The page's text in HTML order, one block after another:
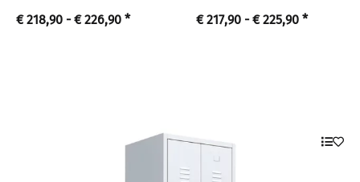
€ 218,90 -€ 226,90 * € 217,90 -€ 225,90 *